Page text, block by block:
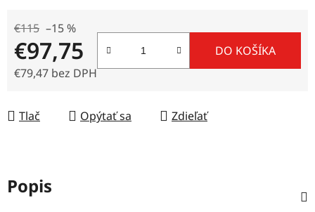
€115 –15 %
€97,75
€79,47 bez DPH
DO KOŠÍKA
Tlač Opýtať sa Zdieľať
Popis